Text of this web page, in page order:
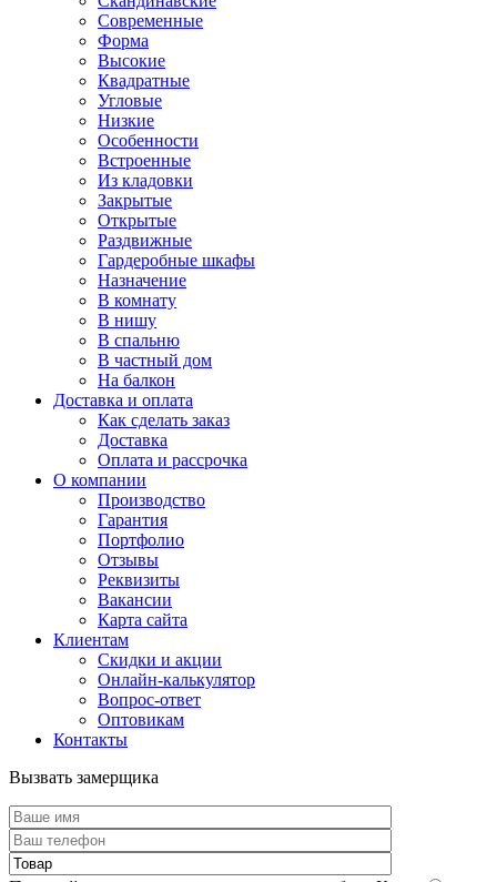
Современные
Форма
Высокие
Квадратные
Угловые
Низкие
Особенности
Встроенные
Из кладовки
Закрытые
Открытые
Раздвижные
Гардеробные шкафы
Назначение
В комнату
В нишу
В спальню
В частный дом
На балкон
Доставка и оплата
Как сделать заказ
Доставка
Оплата и рассрочка
О компании
Производство
Гарантия
Портфолио
Отзывы
Реквизиты
Вакансии
Карта сайта
Клиентам
Скидки и акции
Онлайн-калькулятор
Вопрос-ответ
Оптовикам
Контакты
Вызвать замерщика